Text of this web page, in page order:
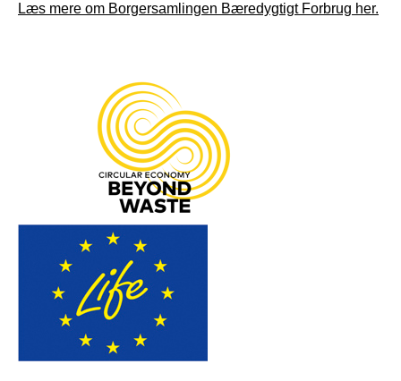
Læs mere om Borgersamlingen Bæredygtigt Forbrug her.